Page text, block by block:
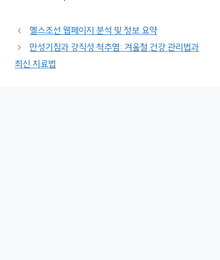
헬스조선 웹페이지 분석 및 정보 요약
만성기침과 강직성 척추염: 겨울철 건강 관리법과
최신 치료법